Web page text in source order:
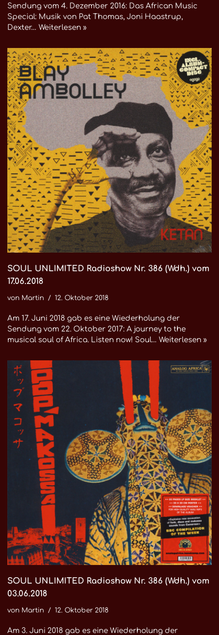
Sendung vom 4. Dezember 2016: Das African Music
Special: Musik von Pat Thomas, Joni Haastrup,
Dexter… Weiterlesen »
SOUL UNLIMITED Radioshow Nr. 386 (Wdh.) vom
17.06.2018
von Martin 12. Oktober 2018
Am 17. Juni 2018 gab es eine Wiederholung der
Sendung vom 22. Oktober 2017: A journey to the
musical soul of Africa. Listen now! Soul… Weiterlesen »
SOUL UNLIMITED Radioshow Nr. 386 (Wdh.) vom
03.06.2018
von Martin 12. Oktober 2018
Am 3. Juni 2018 gab es eine Wiederholung der